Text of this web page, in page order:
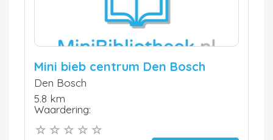
Mini bieb centrum Den Bosch
Den Bosch
5.8 km
Waardering: